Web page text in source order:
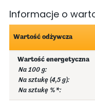
Informacje o
Wartość odżywcza
Wartość energetyczna